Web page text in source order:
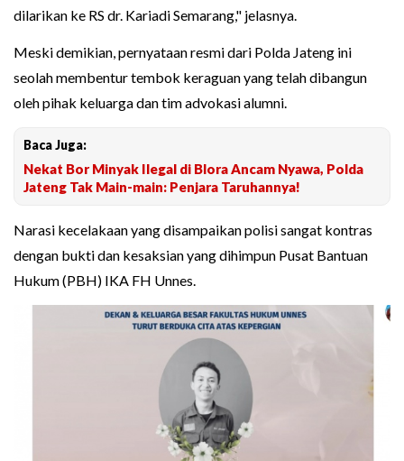
dilarikan ke RS dr. Kariadi Semarang," jelasnya.
Meski demikian, pernyataan resmi dari Polda Jateng ini
seolah membentur tembok keraguan yang telah dibangun
oleh pihak keluarga dan tim advokasi alumni.
Baca Juga:
Nekat Bor Minyak Ilegal di Blora Ancam Nyawa, Polda
Jateng Tak Main-main: Penjara Taruhannya!
Narasi kecelakaan yang disampaikan polisi sangat kontras
dengan bukti dan kesaksian yang dihimpun Pusat Bantuan
Hukum (PBH) IKA FH Unnes.